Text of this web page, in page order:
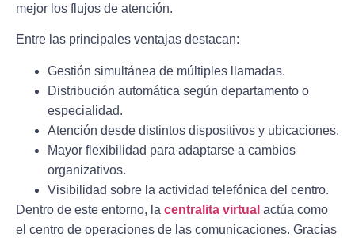
mejor los flujos de atención.
Entre las principales ventajas destacan:
Gestión simultánea de múltiples llamadas.
Distribución automática según departamento o
especialidad.
Atención desde distintos dispositivos y ubicaciones.
Mayor flexibilidad para adaptarse a cambios
organizativos.
Visibilidad sobre la actividad telefónica del centro.
Dentro de este entorno, la centralita virtual actúa como
el centro de operaciones de las comunicaciones. Gracias